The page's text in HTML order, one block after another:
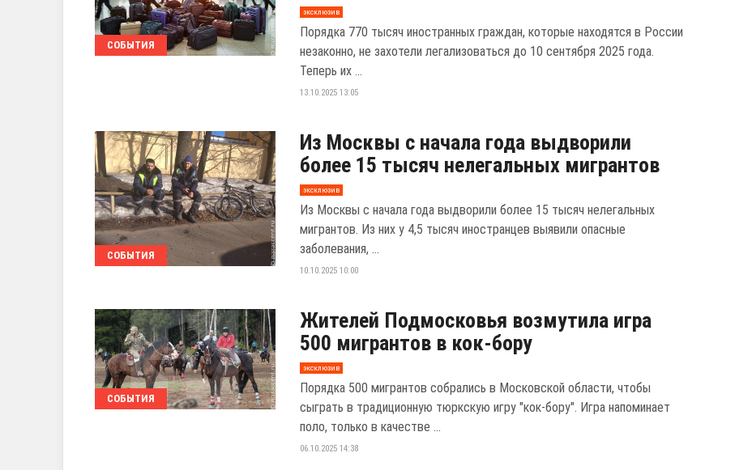
СОБЫТИЯ
эксклюзив
Порядка 770 тысяч иностранных граждан, которые находятся в России
незаконно, не захотели легализоваться до 10 сентября 2025 года.
Теперь их ...
13.10.2025 13:05
СОБЫТИЯ
Из Москвы с начала года выдворили
более 15 тысяч нелегальных мигрантов
эксклюзив
Из Москвы с начала года выдворили более 15 тысяч нелегальных
мигрантов. Из них у 4,5 тысяч иностранцев выявили опасные
заболевания, ...
10.10.2025 10:00
СОБЫТИЯ
Жителей Подмосковья возмутила игра
500 мигрантов в кок-бору
эксклюзив
Порядка 500 мигрантов собрались в Московской области, чтобы
сыграть в традиционную тюркскую игру "кок-бору". Игра напоминает
поло, только в качестве ...
06.10.2025 14:38